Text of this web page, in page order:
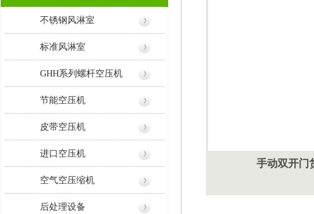
不锈钢风淋室
标准风淋室
GHH系列螺杆空压机
节能空压机
皮带空压机
进口空压机
空气空压缩机
后处理设备
手动双开门